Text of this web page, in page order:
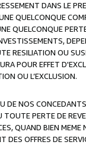
DANS LE
QUELCONQUE
QUELCONQUE
RESILIATION OU
POUR EFFET
OU L’EXCLUSION.
DE NOS
TOUTE PERTE DE
QUAND BIEN
DES OFFRES DE